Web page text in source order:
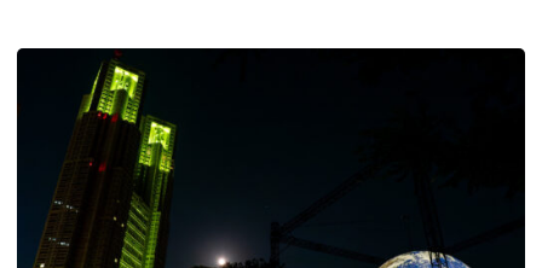
RE-
GE
1st
Single
フ
ー
グ
ー
が
可